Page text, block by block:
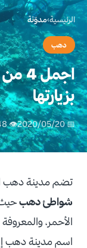
الرئيسية›مدوّنة
دهب
بزيارتها
📅 2020/05/20 👁 48 مشاهدة
تضم مدينة دهب
شواطئ دهب
الأحمر،
اسم مدينة دهب